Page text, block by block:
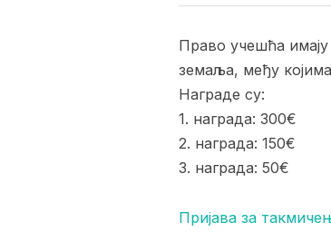
Право учешћа имају
земаља, међу
Награде су:
1. награда: 300€
2. награда: 150€
3. награда: 50€
Пријава за